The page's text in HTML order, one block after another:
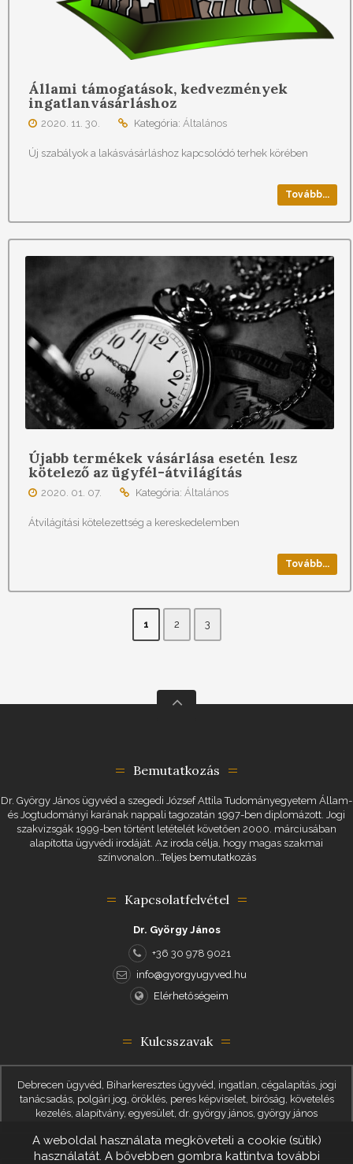
Állami támogatások, kedvezmények
ingatlanvásárláshoz
2020. 11. 30. Kategória: Általános
Új szabályok a lakásvásárláshoz kapcsolódó terhek körében
Tovább...
Újabb termékek vásárlása esetén lesz
kötelező az ügyfél-átvilágítás
2020. 01. 07. Kategória: Általános
Átvilágítási kötelezettség a kereskedelemben
Tovább...
1 2 3
Bemutatkozás
Dr. György János ügyvéd a szegedi József Attila Tudományegyetem Állam-
és Jogtudományi karának nappali tagozatán 1997-ben diplomázott. Jogi
szakvizsgák 1999-ben történt letételét követően 2000. márciusában
alapította ügyvédi irodáját. Az iroda célja, hogy magas szakmai
színvonalon...Teljes bemutatkozás
Kapcsolatfelvétel
Dr. György János
+36 30 978 9021
info@gyorgyugyved.hu
Elérhetőségeim
Kulcsszavak
Debrecen ügyvéd, Biharkeresztes ügyvéd, ingatlan, cégalapítás, jogi
tanácsadás, polgári jog, öröklés, peres képviselet, bíróság, követelés
kezelés, alapítvány, egyesület, dr. györgy jános, györgy jános
A weboldal használata megköveteli a cookie (sütik)
használatát. A bővebben gombra kattintva további